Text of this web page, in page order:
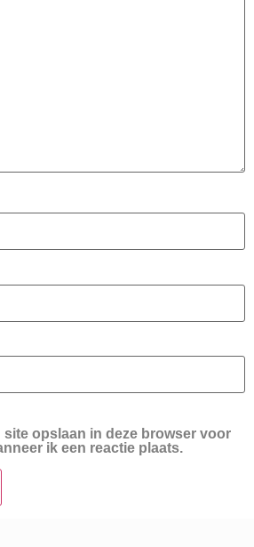
site opslaan in deze browser voor
ik een reactie plaats.